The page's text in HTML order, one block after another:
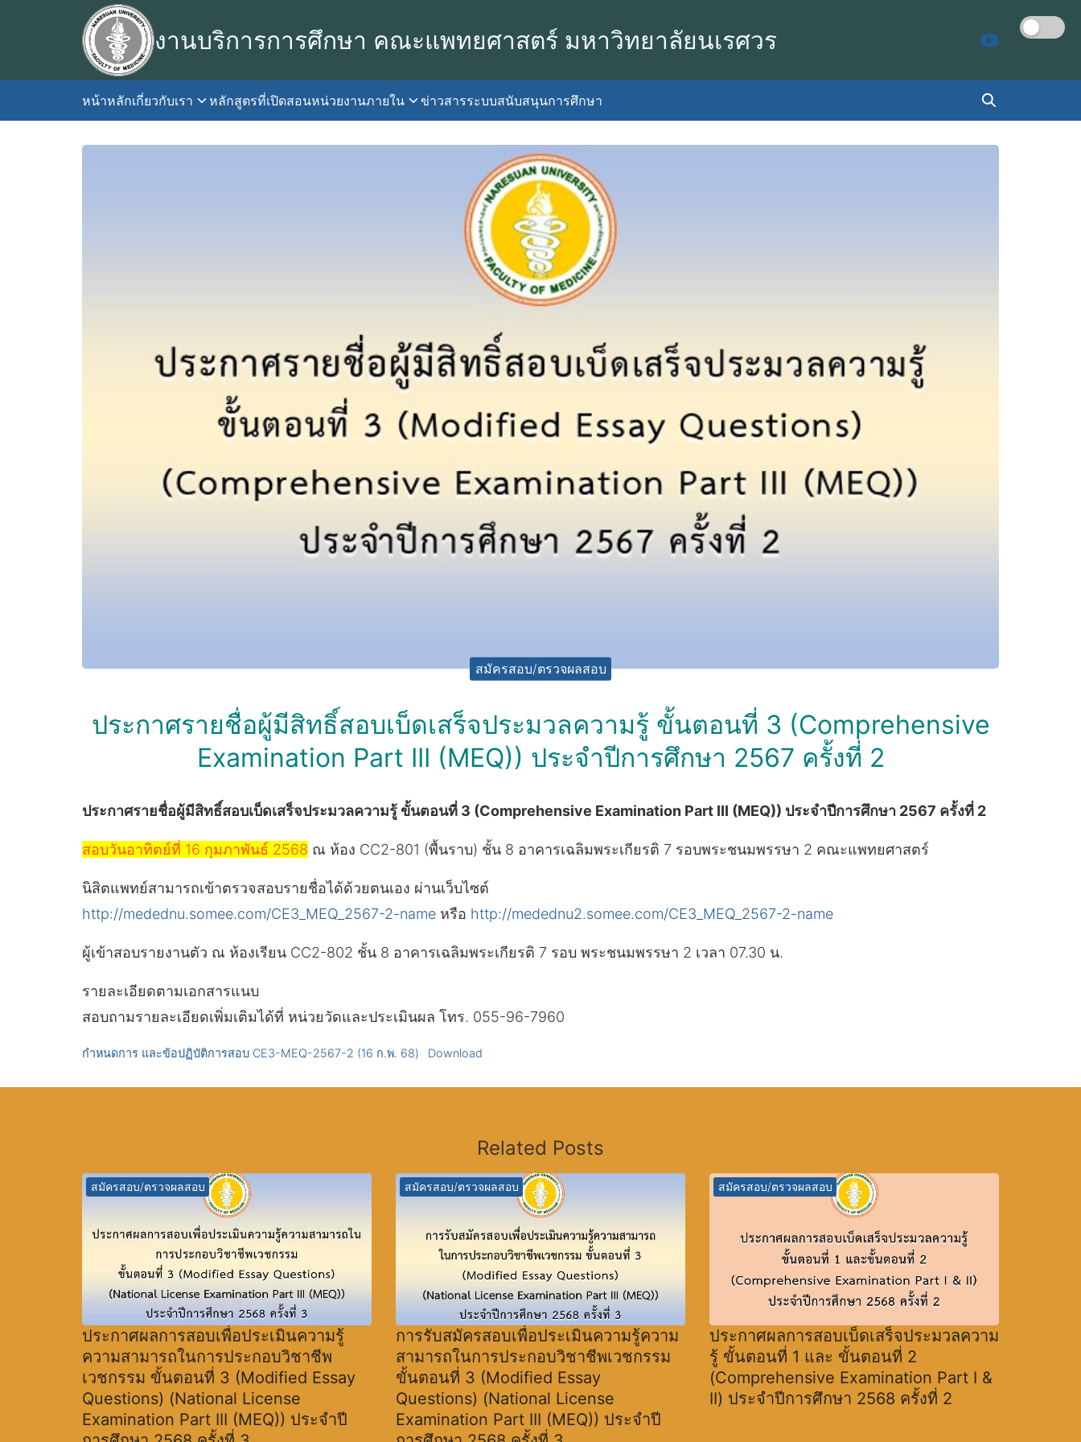
งานบริการการศึกษา คณะแพทยศาสตร์ มหาวิทยาลัยนเรศวร
หน้าหลักเกี่ยวกับเรา หลักสูตรที่เปิดสอนหน่วยงานภายใน ข่าวสารระบบสนับสนุนการศึกษา
for:
สมัครสอบ/ตรวจผลสอบ
ประกาศรายชื่อผู้มีสิทธิ์สอบเบ็ดเสร็จประมวลความรู้ ขั้นตอนที่ 3 (Comprehensive
Examination Part III (MEQ)) ประจำปีการศึกษา 2567 ครั้งที่ 2
ประกาศรายชื่อผู้มีสิทธิ์สอบเบ็ดเสร็จประมวลความรู้ ขั้นตอนที่ 3 (Comprehensive Examination Part III (MEQ)) ประจำปีการศึกษา 2567 ครั้งที่ 2
สอบวันอาทิตย์ที่ 16 กุมภาพันธ์ 2568 ณ ห้อง CC2-801 (พื้นราบ) ชั้น 8 อาคารเฉลิมพระเกียรติ 7 รอบพระชนมพรรษา 2 คณะแพทยศาสตร์
นิสิตแพทย์สามารถเข้าตรวจสอบรายชื่อได้ด้วยตนเอง ผ่านเว็บไซต์
http://medednu.somee.com/CE3_MEQ_2567-2-name หรือ http://medednu2.somee.com/CE3_MEQ_2567-2-name
ผู้เข้าสอบรายงานตัว ณ ห้องเรียน CC2-802 ชั้น 8 อาคารเฉลิมพระเกียรติ 7 รอบ พระชนมพรรษา 2 เวลา 07.30 น.
รายละเอียดตามเอกสารแนบ
สอบถามรายละเอียดเพิ่มเติมได้ที่ หน่วยวัดและประเมินผล โทร. 055-96-7960
กำหนดการ และข้อปฏิบัติการสอบ CE3-MEQ-2567-2 (16 ก.พ. 68) Download
Related Posts
สมัครสอบ/ตรวจผลสอบ
ประกาศผลการสอบเพื่อประเมินความรู้
ความสามารถในการประกอบวิชาชีพ
เวชกรรม ขั้นตอนที่ 3 (Modified Essay
Questions) (National License
Examination Part III (MEQ)) ประจำปี
สมัครสอบ/ตรวจผลสอบ
การรับสมัครสอบเพื่อประเมินความรู้ความ
สามารถในการประกอบวิชาชีพเวชกรรม
ขั้นตอนที่ 3 (Modified Essay
Questions) (National License
Examination Part III (MEQ)) ประจำปี
สมัครสอบ/ตรวจผลสอบ
ประกาศผลการสอบเบ็ดเสร็จประมวลความ
รู้ ขั้นตอนที่ 1 และ ขั้นตอนที่ 2
(Comprehensive Examination Part I &
II) ประจำปีการศึกษา 2568 ครั้งที่ 2